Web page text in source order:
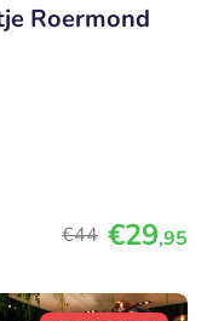
Roermond
€44 €29,95